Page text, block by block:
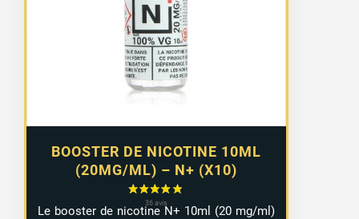
BOOSTER DE NICOTINE 10ML
(20MG/ML) – N+ (X10)
8,99 €
à
9,29 €
Le booster de nicotine N+ 10ml (20 mg/ml)